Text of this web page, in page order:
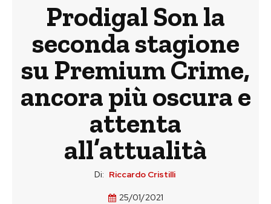
Prodigal Son la
seconda stagione
su Premium Crime,
ancora più oscura e
attenta
all’attualità
Di: Riccardo Cristilli
25/01/2021